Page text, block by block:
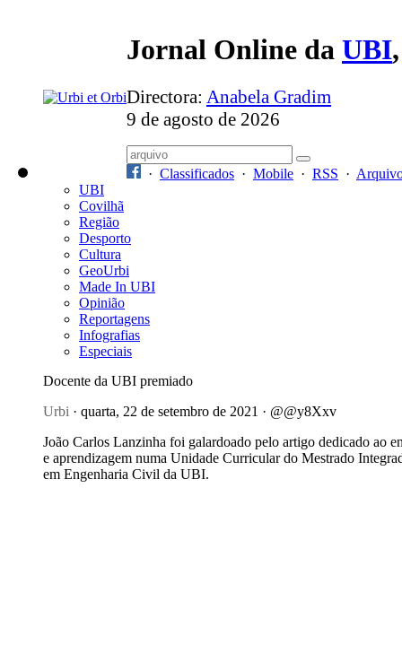
Jornal Online da UBI
Directora: Anabela Gradim
9 de agosto de 2026
· Classificados · Mobile · RSS ·
UBI
Covilhã
Região
Desporto
Cultura
GeoUrbi
Made In UBI
Opinião
Reportagens
Infografias
Especiais
Docente da UBI premiado
Urbi · quarta, 22 de setembro de 2021 · @@y8Xxv
João Carlos Lanzinha foi galardoado pelo artigo dedicado ao
e aprendizagem numa Unidade Curricular do Mestrado
em Engenharia Civil da UBI.